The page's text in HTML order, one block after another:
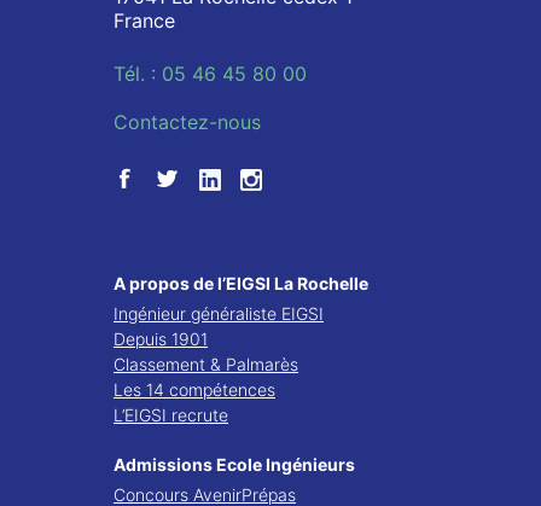
France
Tél. : 05 46 45 80 00
Contactez-nous
A propos de l’EIGSI La Rochelle
Ingénieur généraliste EIGSI
Depuis 1901
Classement & Palmarès
Les 14 compétences
L’EIGSI recrute
Admissions Ecole Ingénieurs
Concours AvenirPrépas